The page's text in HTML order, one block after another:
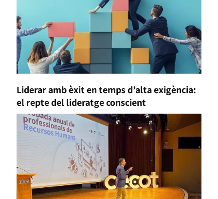
Liderar amb èxit en temps d’alta exigència:
el repte del lideratge conscient